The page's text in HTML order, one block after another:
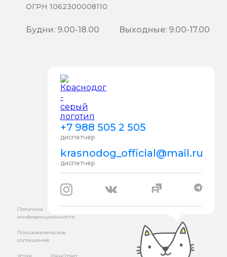
+7 988 505 2 505
диспетчер
krasnodog_official@mail.ru
диспетчер
ОГРН 1062300008110
Будни: 9.00-18.00 Выходные: 9.00-17.00
Политика
конфиденциальности
Пользовательское
соглашение